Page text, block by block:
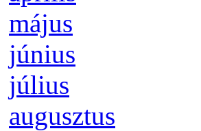
má­jus
jú­ni­us
jú­li­us
au­gusz­tus